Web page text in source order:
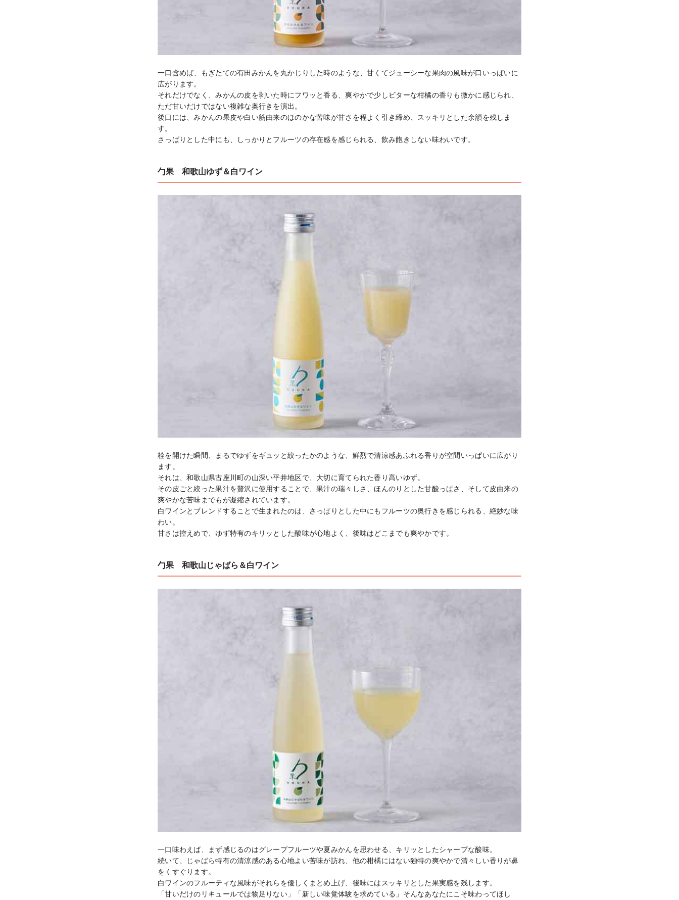
一口含めば、もぎたての有田みかんを丸かじりした時のような、甘くてジューシーな果肉の風味が口いっぱいに
広がります。
それだけでなく、みかんの皮を剥いた時にフワッと香る、爽やかで少しビターな柑橘の香りも微かに感じられ、
ただ甘いだけではない複雑な奥行きを演出。
後口には、みかんの果皮や白い筋由来のほのかな苦味が甘さを程よく引き締め、スッキリとした余韻を残しま
す。
さっぱりとした中にも、しっかりとフルーツの存在感を感じられる、飲み飽きしない味わいです。
勹果 和歌山ゆず＆白ワイン
栓を開けた瞬間、まるでゆずをギュッと絞ったかのような、鮮烈で清涼感あふれる香りが空間いっぱいに広がり
ます。
それは、和歌山県古座川町の山深い平井地区で、大切に育てられた香り高いゆず。
その皮ごと絞った果汁を贅沢に使用することで、果汁の瑞々しさ、ほんのりとした甘酸っぱさ、そして皮由来の
爽やかな苦味までもが凝縮されています。
白ワインとブレンドすることで生まれたのは、さっぱりとした中にもフルーツの奥行きを感じられる、絶妙な味
わい。
甘さは控えめで、ゆず特有のキリッとした酸味が心地よく、後味はどこまでも爽やかです。
勹果 和歌山じゃばら＆白ワイン
一口味わえば、まず感じるのはグレープフルーツや夏みかんを思わせる、キリッとしたシャープな酸味。
続いて、じゃばら特有の清涼感のある心地よい苦味が訪れ、他の柑橘にはない独特の爽やかで清々しい香りが鼻
をくすぐります。
白ワインのフルーティな風味がそれらを優しくまとめ上げ、後味にはスッキリとした果実感を残します。
「甘いだけのリキュールでは物足りない」「新しい味覚体験を求めている」そんなあなたにこそ味わってほし